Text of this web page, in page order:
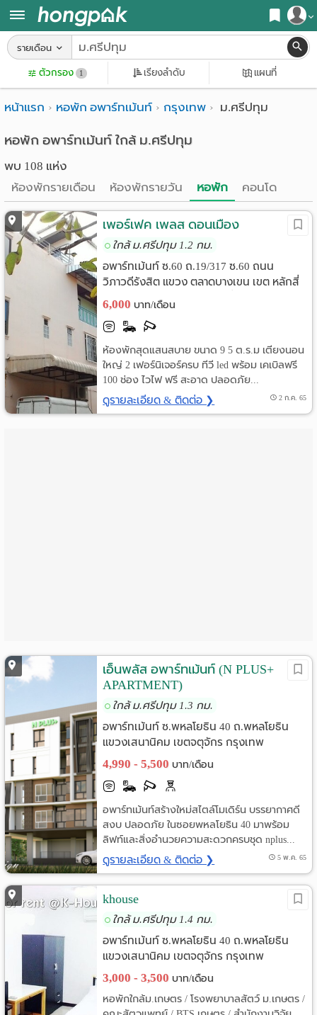
เข้าสู่ระบบ
หน้า
แรก
ค้นหา
หอพัก ใกล้ฉัน
ค้นจากสถานีรถไฟฟ้า
ค้นจากสถานศึกษา
ค้นจากแผนที่
ค้นแบบละเอียด
อ
พาร์
ท
เม้น
ท์
เดือน
ห้อง
Language
English
รายเดือน
ตัวกรอง 1 เรียงลำดับ แผนที่
หน้าแรก หอพัก อพาร์ทเม้นท์ กรุงเทพ ม.ศรีปทุม
หอพัก อพาร์ทเม้นท์ ใกล้ ม.ศรีปทุม
พบ 108 แห่ง
ห้องพักรายเดือน
ห้องพักรายวัน หอพัก คอนโด
เพอร์เฟค เพลส ดอนเมือง
ใกล้ ม.ศรีปทุม 1.2 กม.
อพาร์ทเม้นท์ ซ.60 ถ.19/317 ซ.60 ถนน
วิภาวดีรังสิต แขวง ตลาดบางเขน เขต หลักสี่
แขวงตลาดบางเขน เขตหลักสี่ กรุงเทพ
6,000 บาท/เดือน
ห้องพักสุดแสนสบาย ขนาด 9 5 ต.ร.ม เตียงนอน
ใหญ่ 2 เฟอร์นิเจอร์ครบ ทีวี led พร้อม เคเบิลฟรี
100 ช่อง ไวไฟ ฟรี สะอาด ปลอดภัย...
ดูรายละเอียด & ติดต่อ ❯ 2 ก.ค. 65
เอ็นพลัส อพาร์ทเม้นท์ (N PLUS+
APARTMENT)
ใกล้ ม.ศรีปทุม 1.3 กม.
อพาร์ทเม้นท์ ซ.พหลโยธิน 40 ถ.พหลโยธิน
แขวงเสนานิคม เขตจตุจักร กรุงเทพ
4,990 - 5,500 บาท/เดือน
อพาร์ทเม้นท์สร้างใหม่สไตล์โมเดิร์น บรรยากาศดี
สงบ ปลอดภัย ในซอยพหลโยธิน 40 มาพร้อม
ลิฟท์และสิ่งอำนวยความสะดวกครบชุด nplus...
ดูรายละเอียด & ติดต่อ ❯ 5 พ.ค. 65
khouse
ใกล้ ม.ศรีปทุม 1.4 กม.
อพาร์ทเม้นท์ ซ.พหลโยธิน 40 ถ.พหลโยธิน
แขวงเสนานิคม เขตจตุจักร กรุงเทพ
3,000 - 3,500 บาท/เดือน
หอพักใกล้ม.เกษตร / โรงพยาบาลสัตว์ ม.เกษตร /